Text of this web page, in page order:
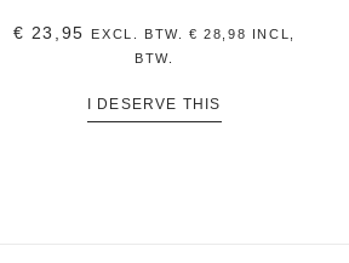
€ 23,95 EXCL. BTW.€ 28,98 INCL,
BTW.
I DESERVE THIS